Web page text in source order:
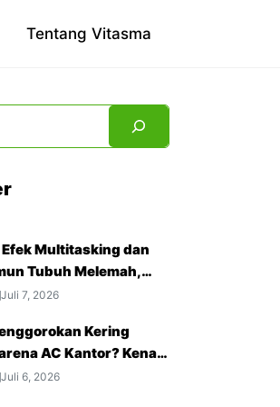
Tentang Vitasma
Efek Multitasking dan
Tubuh Melemah,
Abaikan!
Juli 7, 2026
Kering
AC Kantor? Kenali
Mengatasinya
Juli 6, 2026